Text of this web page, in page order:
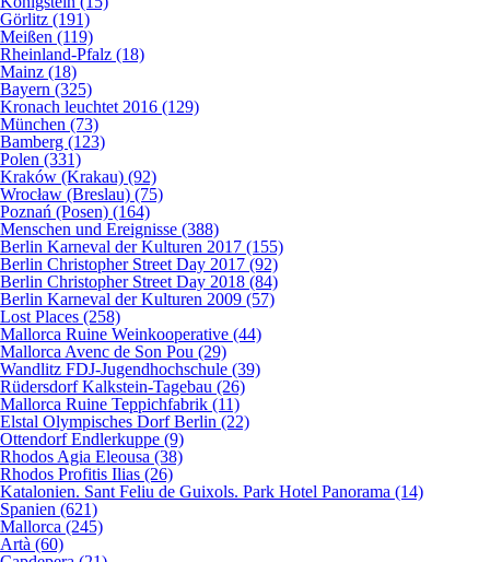
Görlitz (191)
Meißen (119)
Rheinland-Pfalz (18)
Mainz (18)
Bayern (325)
Kronach leuchtet 2016 (129)
München (73)
Bamberg (123)
Polen (331)
Kraków (Krakau) (92)
Wrocław (Breslau) (75)
Poznań (Posen) (164)
Menschen und Ereignisse (388)
Berlin Karneval der Kulturen 2017 (155)
Berlin Christopher Street Day 2017 (92)
Berlin Christopher Street Day 2018 (84)
Berlin Karneval der Kulturen 2009 (57)
Lost Places (258)
Mallorca Ruine Weinkooperative (44)
Mallorca Avenc de Son Pou (29)
Wandlitz FDJ-Jugendhochschule (39)
Rüdersdorf Kalkstein-Tagebau (26)
Mallorca Ruine Teppichfabrik (11)
Elstal Olympisches Dorf Berlin (22)
Ottendorf Endlerkuppe (9)
Rhodos Agia Eleousa (38)
Rhodos Profitis Ilias (26)
Katalonien. Sant Feliu de Guixols. Park Hotel Panorama (14)
Spanien (621)
Mallorca (245)
Artà (60)